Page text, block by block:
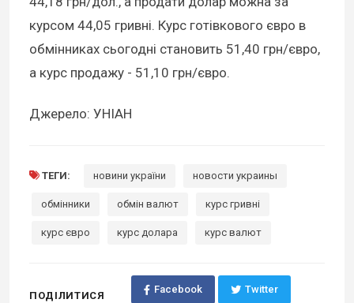
курсом 44,05 гривні. Курс готівкового євро в
обмінниках сьогодні становить 51,40 грн/євро,
а курс продажу - 51,10 грн/євро.
Джерело: УНІАН
ТЕГИ: новини україни новости украины
обмінники обмін валют курс гривні
курс євро курс долара курс валют
ПОДІЛИТИСЯ
Facebook Twitter